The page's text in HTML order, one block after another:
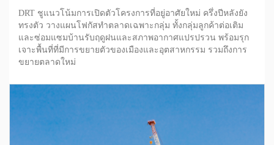
DRT ชูแนวโน้มการเปิดตัวโครงการที่อยู่อาศัยใหม่ ครึ่งปีหลังยัง
ทรงตัว วางแผนโฟกัสทำตลาดเฉพาะกลุ่ม ทั้งกลุ่มลูกค้าต่อเติม
และซ่อมแซมบ้านรับฤดูฝนและสภาพอากาศแปรปรวน พร้อมรุก
เจาะพื้นที่ที่มีการขยายตัวของเมืองและอุตสาหกรรม รวมถึงการ
ขยายตลาดใหม่